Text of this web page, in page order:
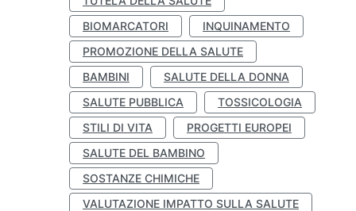
BIOMARCATORI
INQUINAMENTO
PROMOZIONE DELLA SALUTE
BAMBINI
SALUTE DELLA DONNA
SALUTE PUBBLICA
TOSSICOLOGIA
STILI DI VITA
PROGETTI EUROPEI
SALUTE DEL BAMBINO
SOSTANZE CHIMICHE
VALUTAZIONE IMPATTO SULLA SALUTE